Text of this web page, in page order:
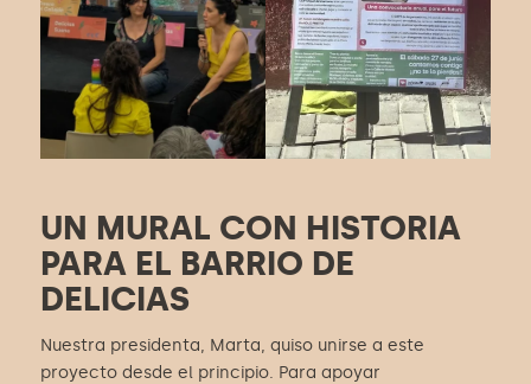
UN MURAL CON HISTORIA
PARA EL BARRIO DE
DELICIAS
Nuestra presidenta, Marta, quiso unirse a este
proyecto desde el principio. Para apoyar